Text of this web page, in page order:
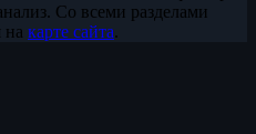
Со всеми разделами
на карте сайта.